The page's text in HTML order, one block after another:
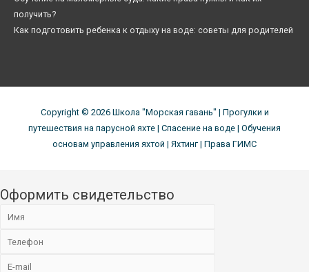
получить?
Как подготовить ребенка к отдыху на воде: советы для родителей
Copyright © 2026 Школа "Морская гавань" | Прогулки и
путешествия на парусной яхте | Спасение на воде | Обучения
основам управления яхтой | Яхтинг | Права ГИМС
Оформить свидетельство